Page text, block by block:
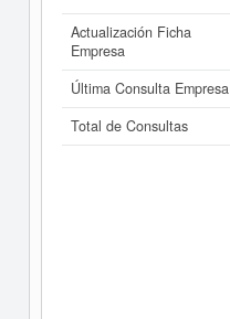
Actualización Ficha
Empresa
Última Consulta Empresa
Total de Consultas